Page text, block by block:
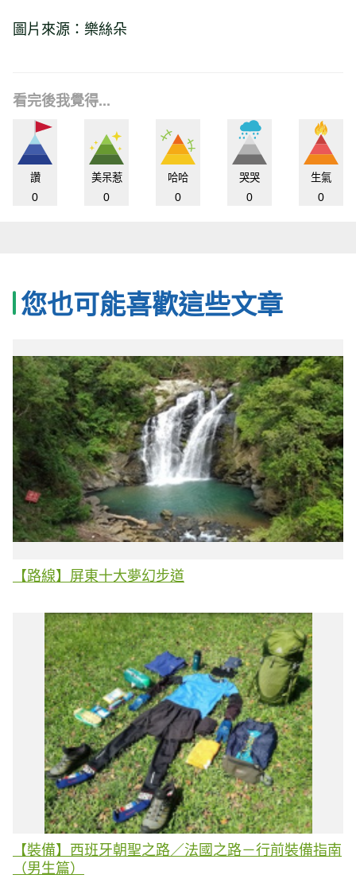
圖片來源：樂絲朵
看完後我覺得...
讚
0
美呆惹
0
哈哈
0
哭哭
0
生氣
0
您也可能喜歡這些文章
【路線】屏東十大夢幻步道
【裝備】西班牙朝聖之路／法國之路－行前裝備指南
（男生篇）